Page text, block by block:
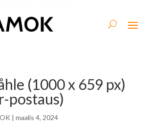
(1000 x 659 px)
postaus)
| maalis 4, 2024